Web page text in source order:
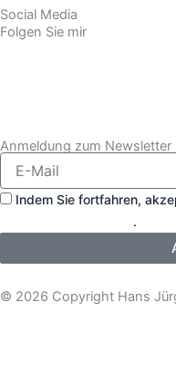
Social Media
Folgen Sie mir
a
c
e
b
o
o
u
t
u
b
i
k
t
o
k
-
Anmeldung zum Newsletter
Indem Sie fortfahren,
.
© 2026 Copyright Hans